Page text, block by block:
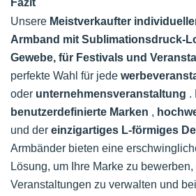
Fazit
Unsere Meistverkaufter
Armband mit Sublimationsdruck-
Gewebe, für Festivals und
perfekte Wahl für jede
oder unternehmensveranstaltung .
benutzerdefinierte Marken ,
und der einzigartiges L-förmiges
Armbänder bieten eine
Lösung, um Ihre Marke zu
Veranstaltungen zu verwalten und